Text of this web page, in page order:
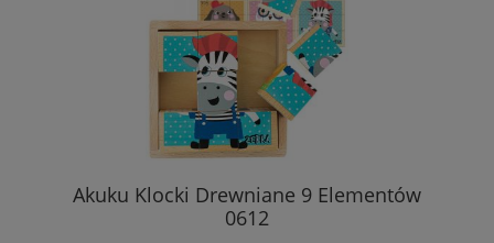
Akuku Klocki Drewniane 9 Elementów
0612